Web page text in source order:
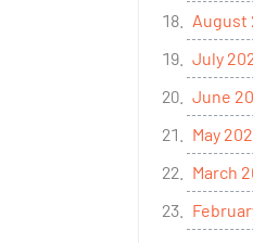
August
July
June
May
March